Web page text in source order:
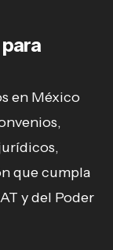
en México
que cumpla
y del Poder